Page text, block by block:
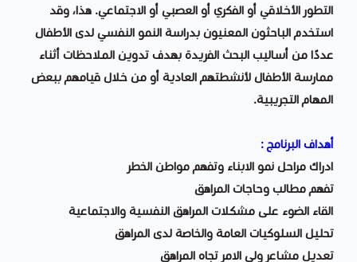
التطور الأخلاقي أو الفكري أو العصبي أو الاجتماعي. هذا، وقد
استخدم الباحثون المعنيون بدراسة النمو النفسي لدى الأطفال
عددًا من أساليب البحث الفريدة بهدف تدوين الملاحظات أثناء
ممارسة الأطفال لأنشطتهم العادية أو من خلال قيامهم ببعض
المهام التجريبية.
أهداف البرنامج :
ادراك مراحل نمو الابناء وتفهم مواطن الخطر
تفهم مطالب وحاجات المراهق
القاء الضوء على مشكلات المراهق النفسية والاجتماعية
تحليل السلوكيات العامة والخاصة لدى المراهق
تعديل مشاعر ولى الامر تجاه المراهق